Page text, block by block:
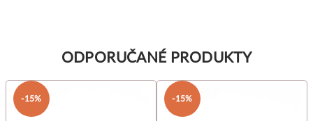
ODPORUČANÉ PRODUKTY
-15% -15%